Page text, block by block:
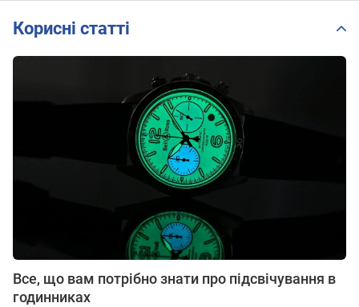
Корисні статті
Все, що вам потрібно знати про підсвічування в
годинниках